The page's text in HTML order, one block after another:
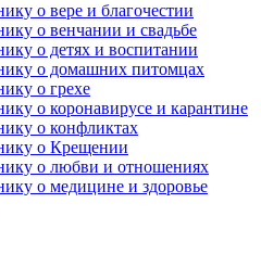
о вере и благочестии
о венчании и свадьбе
о детях и воспитании
о домашних питомцах
о грехе
о коронавирусе и карантине
о конфликтах
о Крещении
о любви и отношениях
о медицине и здоровье